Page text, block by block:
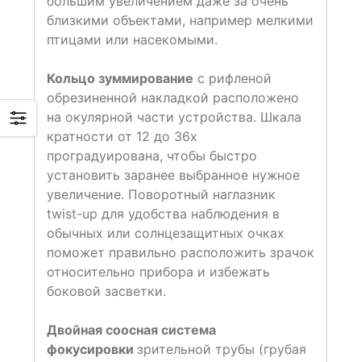
близкими объектами, например мелкими
птицами или насекомыми.
Кольцо зуммирование с рифленой
обрезиненной накладкой расположено
на окулярной части устройства. Шкала
кратности от 12 до 36х
проградуирована, чтобы быстро
установить заранее выбранное нужное
увеличение. Поворотный наглазник
twist-up для удобства наблюдения в
обычных или солнцезащитных очках
поможет правильно расположить зрачок
относительно прибора и избежать
боковой засветки.
Двойная соосная система
фокусировки зрительной трубы (грубая